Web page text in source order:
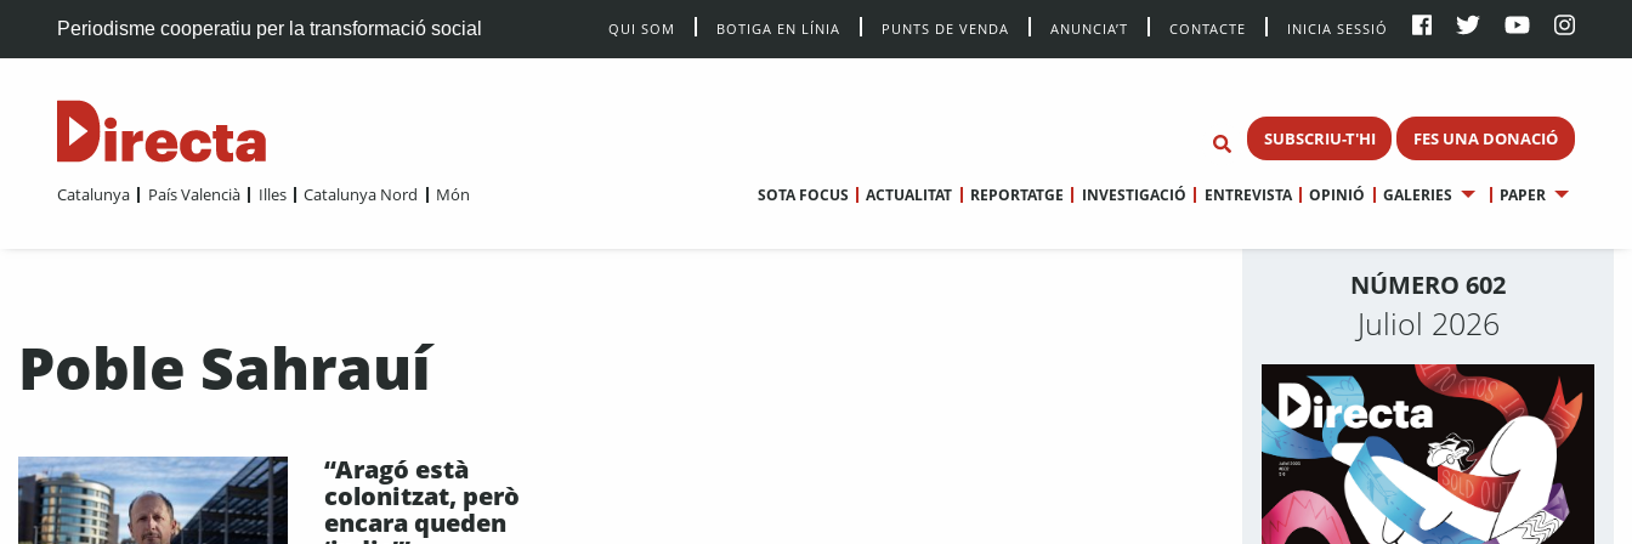
Periodisme cooperatiu per la transformació social QUI SOM BOTIGA EN LÍNIA PUNTS DE VENDA ANUNCIA’T CONTACTE INICIA SESSIÓ
SUBSCRIU-T'HI FES UNA DONACIÓ
Catalunya País Valencià Illes Catalunya Nord Món SOTA FOCUS ACTUALITAT REPORTATGE INVESTIGACIÓ ENTREVISTA OPINIÓ GALERIES PAPER
Poble Sahrauí
“Aragó està
colonitzat, però
encara queden
NÚMERO 602
Juliol 2026